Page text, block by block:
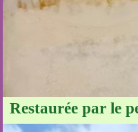
Restaurée par le